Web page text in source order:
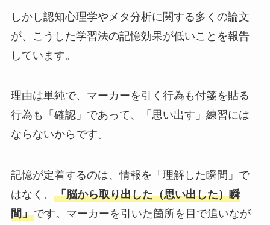
しかし認知心理学やメタ分析に関する多くの論文
が、こうした学習法の記憶効果が低いことを報告
しています。
理由は単純で、マーカーを引く行為も付箋を貼る
行為も「確認」であって、「思い出す」練習には
ならないからです。
記憶が定着するのは、情報を「理解した瞬間」で
はなく、 「脳から取り出した（思い出した）瞬
間」です。マーカーを引いた箇所を目で追いなが